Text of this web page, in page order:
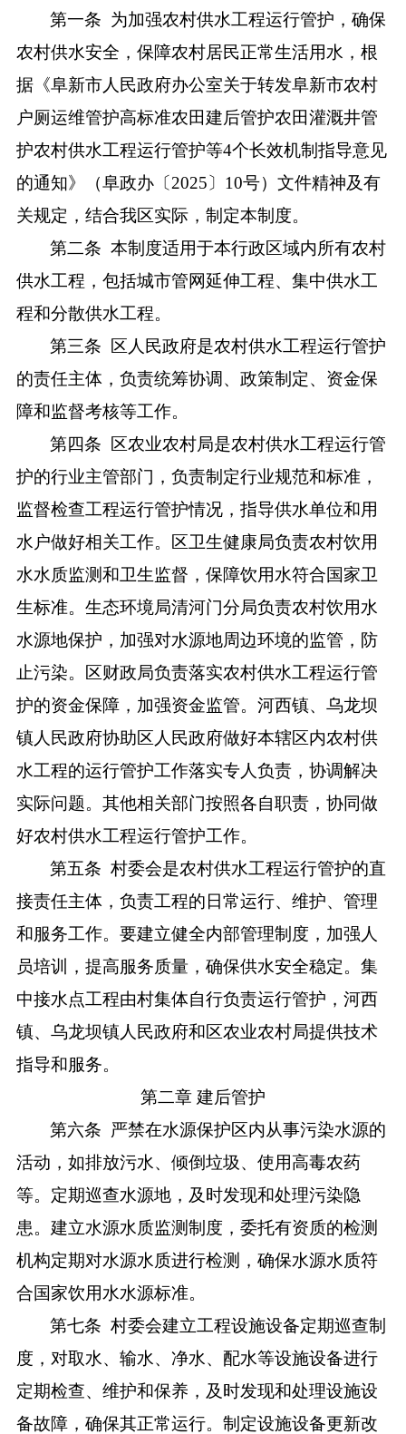
第一条 为加强农村供水工程运行管护，确保
农村供水安全，保障农村居民正常生活用水，根
据《阜新市人民政府办公室关于转发阜新市农村
户厕运维管护高标准农田建后管护农田灌溉井管
护农村供水工程运行管护等4个长效机制指导意见
的通知》（阜政办〔 2025〕10号）文件精神及有
关规定，结合我区实际，制定本制度。
第二条 本制度适用于本行政区域内所有农村
供水工程，包括城市管网延伸工程、集中供水工
程和分散供水工程。
第三条
区人民政府是农村供水工程运行管护
的责任主体，负责统筹协调、政策制定、资金保
障和监督考核等工作。
第四条
区农业农村局是农村供水工程运行管
护的行业主管部门，负责制定行业规范和标准，
监督检查工程运行管护情况，指导供水单位和用
水户做好相关工作。区卫生健康局负责农村饮用
水水质监测和卫生监督，保障饮用水符合国家卫
生标准。生态环境局清河门分局负责农村饮用水
水源地保护，加强对水源地周边环境的监管，防
止污染。区财政局负责落实农村供水工程运行管
护的资金保障，加强资金监管。河西镇、乌龙坝
镇人民政府协助区人民政府做好本辖区内农村供
水工程的运行管护工作落实专人负责，协调解决
实际问题。其他相关部门按照各自职责，协同做
好农村供水工程运行管护工作。
第五条 村委会是农村供水工程运行管护的直
接责任主体，负责工程的日常运行、维护、管理
和服务工作。要建立健全内部管理制度，加强人
员培训，提高服务质量，确保供水安全稳定。集
中接水点工程由村集体自行负责运行管护，河西
镇、乌龙坝镇人民政府和区农业农村局提供技术
指导和服务。
第二章 建后管护
第六条
严禁在水源保护区内从事污染水源的
活动，如排放污水、倾倒垃圾、使用高毒农药
等。定期巡查水源地，及时发现和处理污染隐
患。建立水源水质监测制度，委托有资质的检测
机构定期对水源水质进行检测，确保水源水质符
合国家饮用水水源标准。
第七条 村委会建立工程设施设备定期巡查制
度，对取水、输水、净水、配水等设施设备进行
定期检查、维护和保养，及时发现和处理设施设
备故障，确保其正常运行。制定设施设备更新改